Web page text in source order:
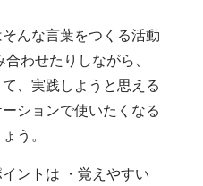
んな言葉をつくる活動
わせたりしながら、
、実践しようと思える
ションで使いたくなる
う。
ントは ・覚えやすい